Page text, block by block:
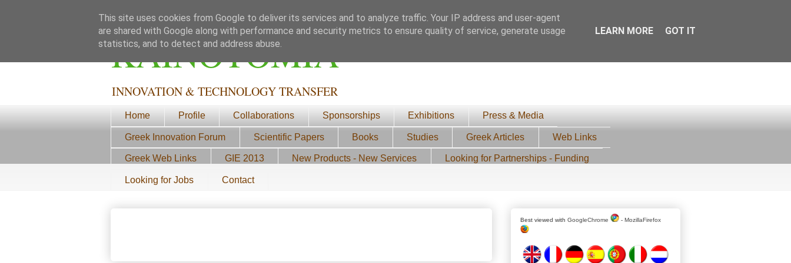
ΚΑΙΝΟΤΟΜΙΑ
INNOVATION & TECHNOLOGY TRANSFER
Home Profile Collaborations Sponsorships Exhibitions Press & Media
Greek Innovation Forum Scientific Papers Books Studies Greek Articles Web Links
Greek Web Links GIE 2013 New Products - New Services Looking for Partnerships - Funding
Looking for Jobs Contact
Best viewed with GoogleChrome - MozillaFirefox
This site uses cookies from Google to deliver its services and to analyze traffic. Your IP address and user-agent
are shared with Google along with performance and security metrics to ensure quality of service, generate usage
statistics, and to detect and address abuse.
LEARN MORE GOT IT